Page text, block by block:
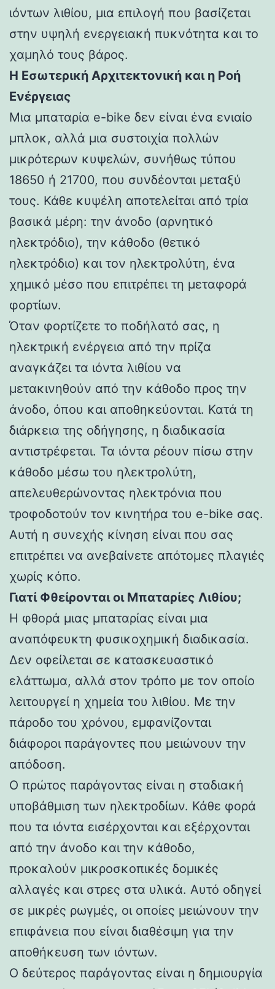
ιόντων λιθίου, μια επιλογή που βασίζεται
στην υψηλή ενεργειακή πυκνότητα και το
χαμηλό τους βάρος.
Η Εσωτερική Αρχιτεκτονική και η Ροή
Ενέργειας
Μια μπαταρία e-bike δεν είναι ένα ενιαίο
μπλοκ, αλλά μια συστοιχία πολλών
μικρότερων κυψελών, συνήθως τύπου
18650 ή 21700, που συνδέονται μεταξύ
τους. Κάθε κυψέλη αποτελείται από τρία
βασικά μέρη: την άνοδο (αρνητικό
ηλεκτρόδιο), την κάθοδο (θετικό
ηλεκτρόδιο) και τον ηλεκτρολύτη, ένα
χημικό μέσο που επιτρέπει τη μεταφορά
φορτίων.
Όταν φορτίζετε το ποδήλατό σας, η
ηλεκτρική ενέργεια από την πρίζα
αναγκάζει τα ιόντα λιθίου να
μετακινηθούν από την κάθοδο προς την
άνοδο, όπου και αποθηκεύονται. Κατά τη
διάρκεια της οδήγησης, η διαδικασία
αντιστρέφεται. Τα ιόντα ρέουν πίσω στην
κάθοδο μέσω του ηλεκτρολύτη,
απελευθερώνοντας ηλεκτρόνια που
τροφοδοτούν τον κινητήρα του e-bike σας.
Αυτή η συνεχής κίνηση είναι που σας
επιτρέπει να ανεβαίνετε απότομες πλαγιές
χωρίς κόπο.
Γιατί Φθείρονται οι Μπαταρίες Λιθίου;
Η φθορά μιας μπαταρίας είναι μια
αναπόφευκτη φυσικοχημική διαδικασία.
Δεν οφείλεται σε κατασκευαστικό
ελάττωμα, αλλά στον τρόπο με τον οποίο
λειτουργεί η χημεία του λιθίου. Με την
πάροδο του χρόνου, εμφανίζονται
διάφοροι παράγοντες που μειώνουν την
απόδοση.
Ο πρώτος παράγοντας είναι η σταδιακή
υποβάθμιση των ηλεκτροδίων. Κάθε φορά
που τα ιόντα εισέρχονται και εξέρχονται
από την άνοδο και την κάθοδο,
προκαλούν μικροσκοπικές δομικές
αλλαγές και στρες στα υλικά. Αυτό οδηγεί
σε μικρές ρωγμές, οι οποίες μειώνουν την
επιφάνεια που είναι διαθέσιμη για την
αποθήκευση των ιόντων.
Ο δεύτερος παράγοντας είναι η δημιουργία